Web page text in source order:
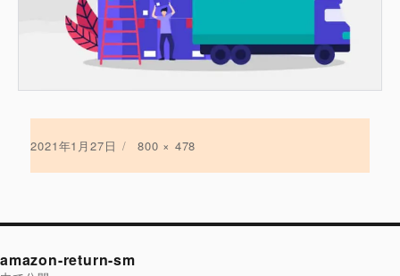
投
2021年1月27日
フ
ズ
800 × 478
投
ナ
amazon-return-sm